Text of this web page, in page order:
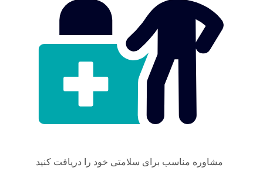
مشاوره مناسب برای سلامتی خود را دریافت کنید